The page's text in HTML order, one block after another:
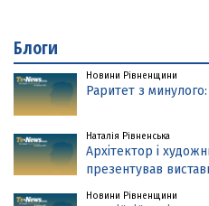
Блоги
Новини Рівненщини
Раритет з
Наталія Рівненська
Архітектор і
презентував
Новини Рівненщини